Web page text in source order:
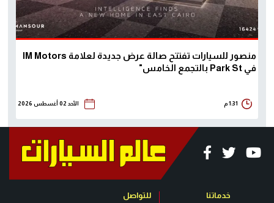
منصور للسيارات تفتتح صالة عرض جديدة لعلامة IM Motors
في Park St بالتجمع الخامس"
1:31 م الأحد 02 أغسطس 2026
خدماتنا للتواصل